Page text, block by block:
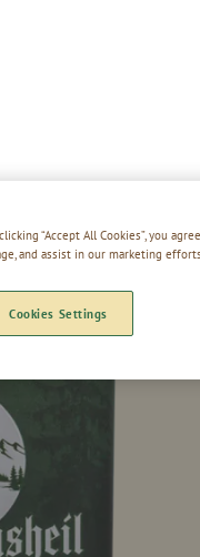
“Accept All Cookies”, you
and assist in our marketing efforts.
Cookies Settings